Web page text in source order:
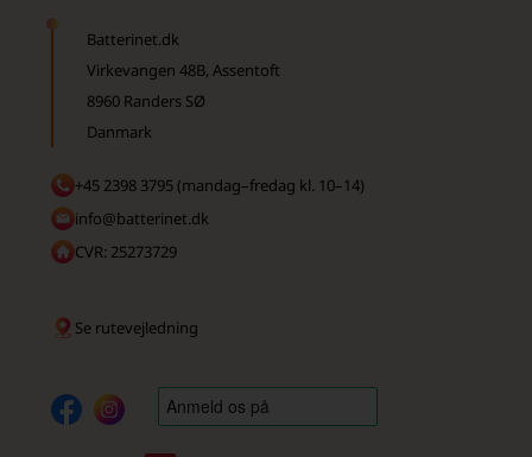
Batterinet.dk
Virkevangen 48B, Assentoft
8960 Randers SØ
Danmark
+45 2398 3795 (mandag–fredag kl. 10–14)
info@batterinet.dk
CVR: 25273729
Se rutevejledning